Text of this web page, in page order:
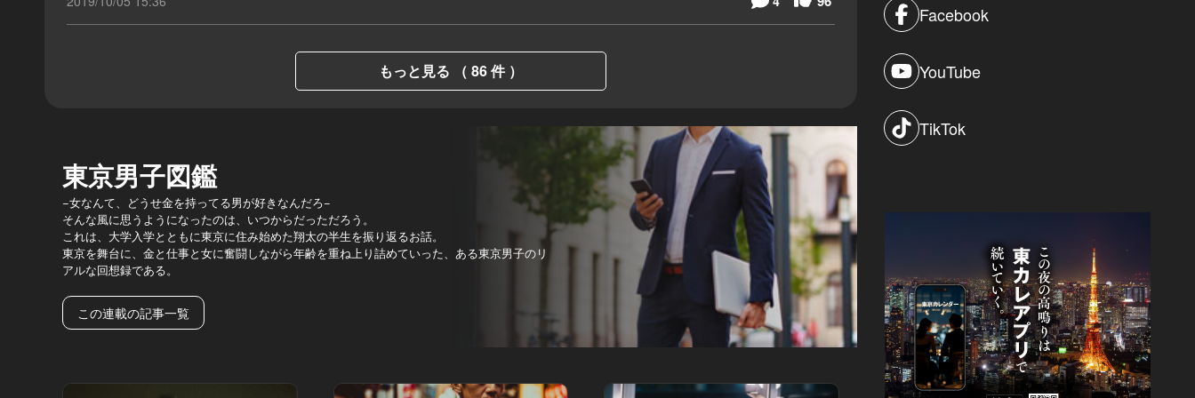
もっと見る （ 86 件 ）
東京男子図鑑
−女なんて、どうせ金を持ってる男が好きなんだろ−
そんな風に思うようになったのは、いつからだっただろう。
これは、大学入学とともに東京に住み始めた翔太の半生を振り返るお話。
東京を舞台に、金と仕事と女に奮闘しながら年齢を重ね上り詰めていった、ある東京男子のリ
アルな回想録である。
この連載の記事一覧
Facebook
YouTube
TikTok